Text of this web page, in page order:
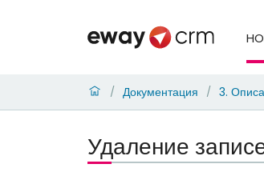
/ Документация / 3.
Удаление